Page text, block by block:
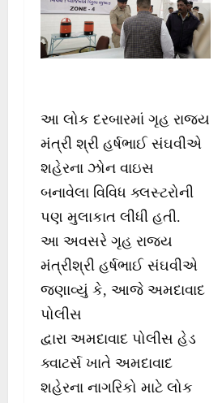
આ લોક દરબારમાં ગૃહ રાજ્ય
મંત્રી શ્રી હર્ષભાઈ સંઘવીએ
શહેરના ઝોન વાઇસ
બનાવેલા વિવિધ ક્લસ્ટરોની
પણ મુલાકાત લીધી હતી.
આ અવસરે ગૃહ રાજ્ય
મંત્રીશ્રી હર્ષભાઈ સંઘવીએ
જણાવ્યું કે, આજે અમદાવાદ
પોલીસ
દ્વારા અમદાવાદ પોલીસ હેડ
ક્વાટર્સ ખાતે અમદાવાદ
શહેરના નાગરિકો માટે લોક